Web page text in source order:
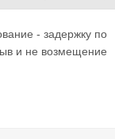
на основании обос
основе жалоб, а
- задержку по
и не возмещение